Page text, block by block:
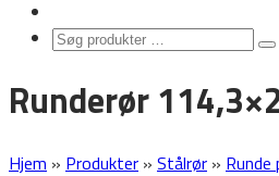
Søg
…
Runderør
Hjem » Produkter » Stålrør »